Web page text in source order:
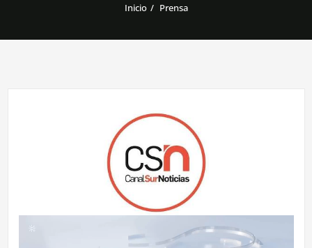
Inicio Prensa